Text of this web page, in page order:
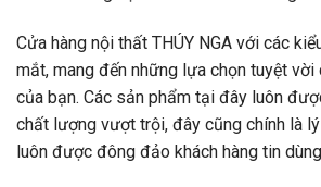
Cửa hàng nội thất THÚY NGA với các
mắt, mang đến những lựa chọn tuyệt vời
của bạn. Các sản phẩm tại đây luôn
chất lượng vượt trội, đây cũng chính là
luôn được đông đảo khách hàng tin